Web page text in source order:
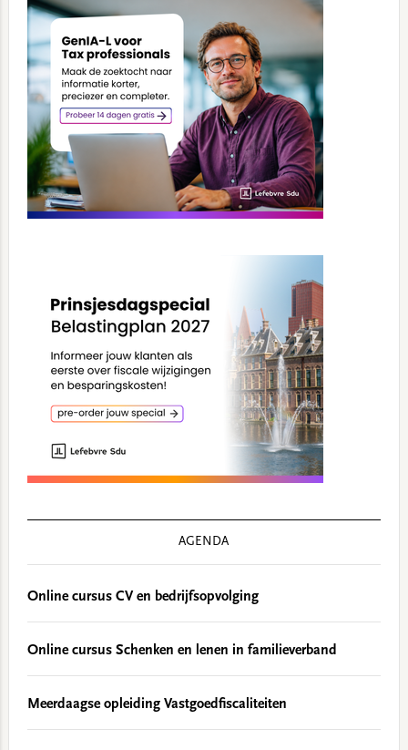
Sidebar
AGENDA
Online cursus CV en bedrijfsopvolging
Online cursus Schenken en lenen in familieverband
Meerdaagse opleiding Vastgoedfiscaliteiten